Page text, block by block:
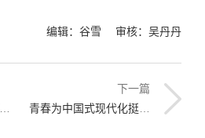
编辑：谷雪 审核：吴丹丹
下一篇
青春为中国式现代化挺膺担当！师生联袂讲授“行走的大思政课”